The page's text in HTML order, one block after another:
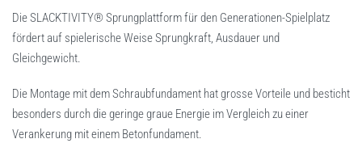
Die SLACKTIVITY® Sprungplattform für den Generationen-Spielplatz
fördert auf spielerische Weise Sprungkraft, Ausdauer und
Gleichgewicht.
Die Montage mit dem Schraubfundament hat grosse Vorteile und besticht
besonders durch die geringe graue Energie im Vergleich zu einer
Verankerung mit einem Betonfundament.